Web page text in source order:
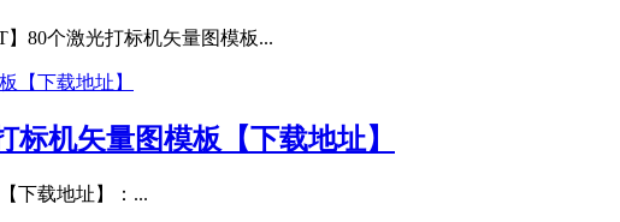
80个激光打标机矢量图模板...
标机矢量图模板【下载地址】
下载地址】：...